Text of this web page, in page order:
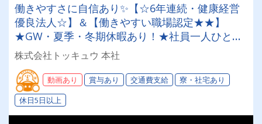
働きやすさに自信あり✨【☆6年連続・健康経営
優良法人☆】＆【働きやすい職場認定★★】
★GW・夏季・冬期休暇あり！★社員一人ひとり
を大切にする昭和34年設立の安定企業！＜経験者
大歓迎！大型トレーラードライバー＞
株式会社トッキュウ 本社
動画あり 賞与あり 交通費支給
寮・社宅あり
休日5日以上